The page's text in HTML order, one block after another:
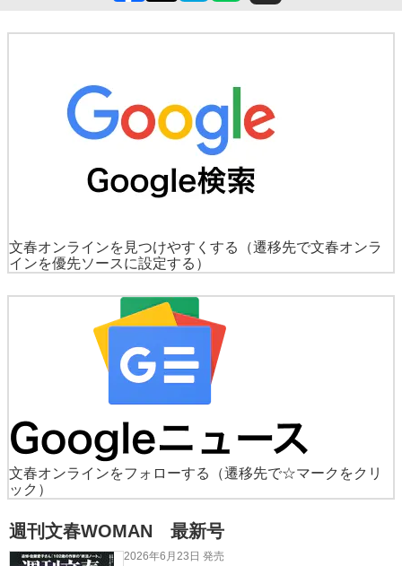
文春オンラインを見つけやすくする
（遷移先で文春オンラ
インを優先ソースに設定する）
文春オンラインをフォローする
（遷移先で☆マークをクリ
ック）
週刊文春WOMAN 最新号
2026年6月23日 発売